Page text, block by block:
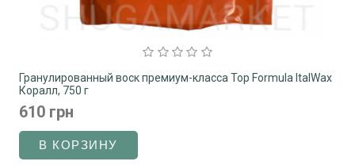
Гранулированный воск премиум-класса Top Formula ItalWax
Коралл, 750 г
610 грн